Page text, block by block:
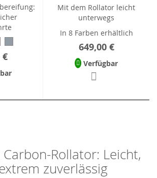
€
Mit dem Rollator leicht
unterwegs
In 8 Farben erhältlich
649,00 €
Verfügbar
Rollator: Leicht,
zuverlässig